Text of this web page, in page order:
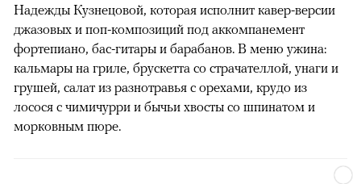
Надежды Кузнецовой, которая исполнит кавер-версии
джазовых и поп-композиций под аккомпанемент
фортепиано, бас-гитары и барабанов. В меню ужина:
кальмары на гриле, брускетта со страчателлой, унаги и
грушей, салат из разнотравья с орехами, крудо из
лосося с чимичурри и бычьи хвосты со шпинатом и
морковным пюре.